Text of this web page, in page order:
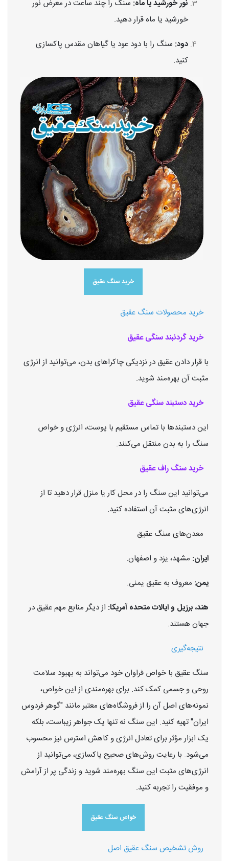
نور خورشید یا ماه: سنگ را چند ساعت در معرض نور
خورشید یا ماه قرار دهید.
دود: سنگ را با دود عود یا گیاهان مقدس پاکسازی
کنید.
خرید سنگ عقیق
خرید محصولات سنگ عقیق
خرید گردنبند سنگی عقیق
با قرار دادن عقیق در نزدیکی چاکراهای بدن، می‌توانید از انرژی
مثبت آن بهره‌مند شوید.
خرید دستبند سنگی عقیق
این دستبندها با تماس مستقیم با پوست، انرژی و خواص
سنگ را به بدن منتقل می‌کنند.
خرید سنگ راف عقیق
می‌توانید این سنگ را در محل کار یا منزل قرار دهید تا از
انرژی‌های مثبت آن استفاده کنید.
معدن‌های سنگ عقیق
ایران: مشهد، یزد و اصفهان.
یمن: معروف به عقیق یمنی.
هند، برزیل و ایالات متحده آمریکا: از دیگر منابع مهم عقیق در
جهان هستند.
نتیجه‌گیری
سنگ عقیق با خواص فراوان خود می‌تواند به بهبود سلامت
روحی و جسمی کمک کند. برای بهره‌مندی از این خواص،
نمونه‌های اصل آن را از فروشگاه‌های معتبر مانند "گوهر فردوس
ایران" تهیه کنید. این سنگ نه تنها یک جواهر زیباست، بلکه
یک ابزار مؤثر برای تعادل انرژی و کاهش استرس نیز محسوب
می‌شود. با رعایت روش‌های صحیح پاکسازی، می‌توانید از
انرژی‌های مثبت این سنگ بهره‌مند شوید و زندگی پر از آرامش
و موفقیت را تجربه کنید.
خواص سنگ عقیق
روش تشخیص سنگ عقیق اصل